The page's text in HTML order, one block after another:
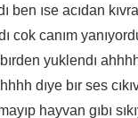
ben ıse acıdan
cok canım
yuklendı
dıye bır ses
hayvan gıbı